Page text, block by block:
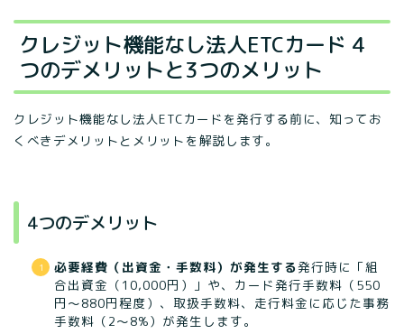
クレジット機能なし法人ETCカード 4
つのデメリットと3つのメリット
クレジット機能なし法人ETCカードを発行する前に、知ってお
くべきデメリットとメリットを解説します。
4つのデメリット
必要経費（出資金・手数料）が発生する 発行時に「組
合出資金（10,000円）」や、カード発行手数料（550
円〜880円程度）、取扱手数料、走行料金に応じた事務
手数料（2〜8%）が発生します。